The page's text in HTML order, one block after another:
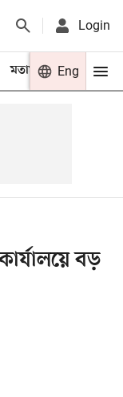
Login
মতামত খেলা
Eng
বড়